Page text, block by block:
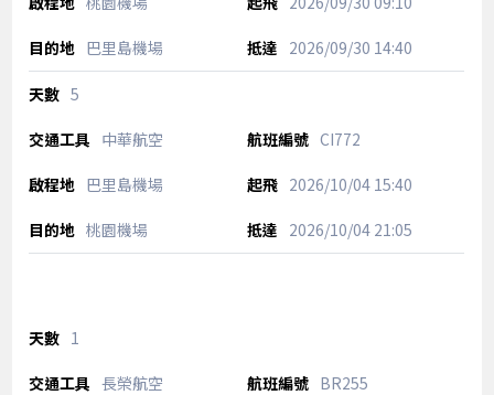
巴里島機場 2026/09/30 14:40
5
中華航空 CI772
巴里島機場 2026/10/0415:40
桃園機場 2026/10/0421:05
1
長榮航空 BR255